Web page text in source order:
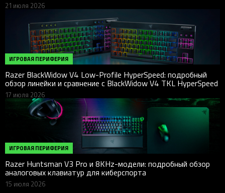
21 июля 2026
ИГРОВАЯ ПЕРИФЕРИЯ
Razer BlackWidow V4 Low-Profile HyperSpeed: подробный
обзор линейки и сравнение с BlackWidow V4 TKL HyperSpeed
17 июля 2026
ИГРОВАЯ ПЕРИФЕРИЯ
Razer Huntsman V3 Pro и 8KHz-модели: подробный обзор
аналоговых клавиатур для киберспорта
15 июля 2026